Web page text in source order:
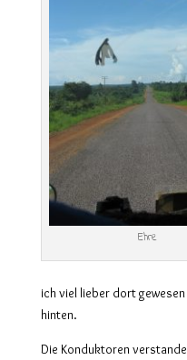
Ehre
ich viel lieber dort
hinten.
Die Konduktoren